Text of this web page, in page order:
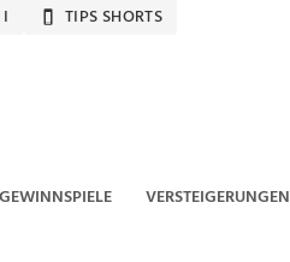
TIPS SHORTS
VERSTEIGERUNGEN